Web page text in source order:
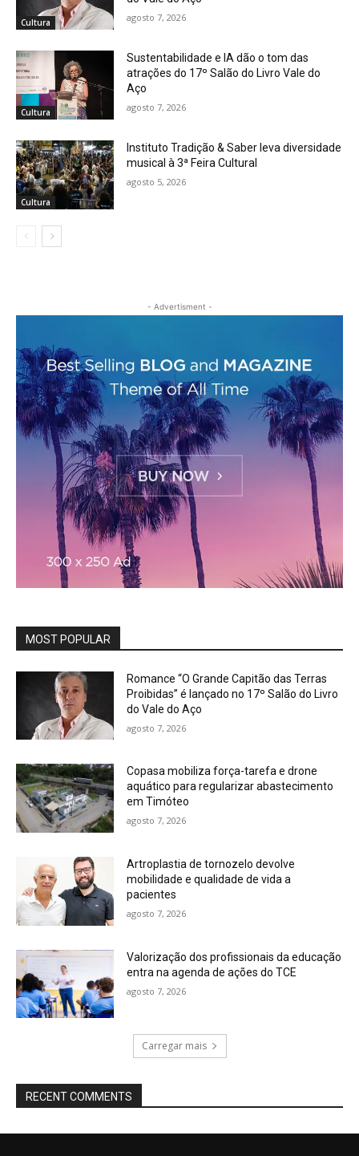
Cultura agosto 7, 2026
Cultura
Sustentabilidade e IA dão o tom das
atrações do 17º Salão do Livro Vale do
Aço
agosto 7, 2026
Cultura
Instituto Tradição & Saber leva diversidade
musical à 3ª Feira Cultural
agosto 5, 2026
- Advertisment -
MOST POPULAR
Romance “O Grande Capitão das Terras
Proibidas” é lançado no 17º Salão do Livro
do Vale do Aço
agosto 7, 2026
Copasa mobiliza força-tarefa e drone
aquático para regularizar abastecimento
em Timóteo
agosto 7, 2026
Artroplastia de tornozelo devolve
mobilidade e qualidade de vida a
pacientes
agosto 7, 2026
Valorização dos profissionais da educação
entra na agenda de ações do TCE
agosto 7, 2026
Carregar mais
RECENT COMMENTS